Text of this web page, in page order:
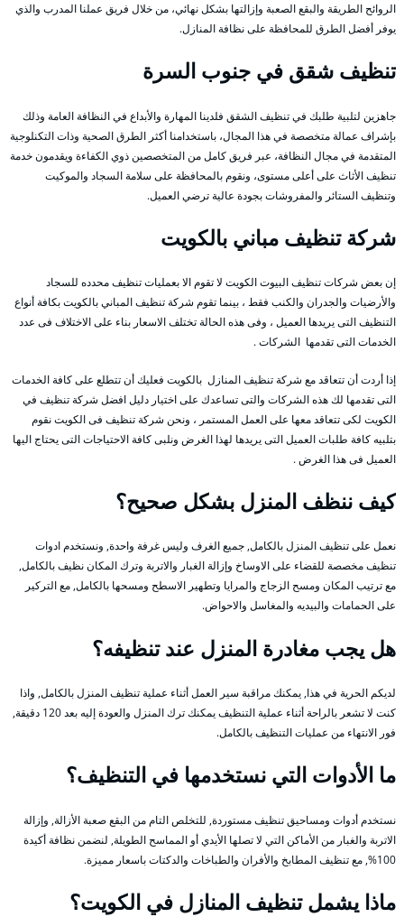
الروائح الطريقة والبقع الصعبة وإزالتها بشكل نهائي، من خلال فريق عملنا المدرب والذي
يوفر أفضل الطرق للمحافظة على نظافة المنازل.
تنظيف شقق في جنوب السرة
جاهزين لتلبية طلبك في تنظيف الشقق فلدينا المهارة والأبداع في النظافة العامة وذلك
بإشراف عمالة متخصصة في هذا المجال، باستخدامنا أكثر الطرق الصحية وذات التكنلوجية
المتقدمة في مجال النظافة، عبر فريق كامل من المتخصصين ذوي الكفاءة ويقدمون خدمة
تنظيف الأثاث على أعلى مستوى، ونقوم بالمحافظة على سلامة السجاد والموكيت
وتنظيف الستائر والمفروشات بجودة عالية ترضي العميل.
شركة تنظيف مباني بالكويت
إن بعض شركات تنظيف البيوت الكويت لا تقوم الا بعمليات تنظيف محدده للسجاد
والأرضيات والجدران والكنب فقط ، بينما تقوم شركة تنظيف المباني بالكويت بكافة أنواع
التنظيف التى يريدها العميل ، وفى هذه الحالة تختلف الاسعار بناء على الاختلاف فى عدد
الخدمات التى تقدمها الشركات .
إذا أردت أن تتعاقد مع شركة تنظيف المنازل بالكويت فعليك أن تتطلع على كافة الخدمات
التى تقدمها لك هذه الشركات والتى تساعدك على اختيار دليل افضل شركة تنظيف في
الكويت لكى تتعاقد معها على العمل المستمر ، ونحن شركة تنظيف فى الكويت نقوم
بتلبيه كافة طلبات العميل التى يريدها لهذا الغرض ونلبى كافة الاحتياجات التى يحتاج اليها
العميل فى هذا الغرض .
كيف ننظف المنزل بشكل صحيح؟
نعمل على تنظيف المنزل بالكامل, جميع الغرف وليس غرفة واحدة, ونستخدم ادوات
تنظيف مخصصة للقضاء على الاوساخ وإزالة الغبار والاتربة وترك المكان نظيف بالكامل,
مع ترتيب المكان ومسح الزجاج والمرايا وتطهير الاسطح ومسحها بالكامل, مع التركير
على الحمامات والبيديه والمغاسل والاحواض.
هل يجب مغادرة المنزل عند تنظيفه؟
لديكم الحرية في هذا, يمكنك مراقبة سير العمل أثناء عملية تنظيف المنزل بالكامل, واذا
كنت لا تشعر بالراحة أثناء عملية التنظيف يمكنك ترك المنزل والعودة إليه بعد 120 دقيقة,
فور الانتهاء من عمليات التنظيف بالكامل.
ما الأدوات التي نستخدمها في التنظيف؟
نستخدم أدوات ومساحيق تنظيف مستوردة, للتخلص التام من البقع صعبة الأزالة, وإزالة
الاتربة والغبار من الأماكن التي لا تصلها الأيدي أو المماسح الطويلة, لنضمن نظافة أكيدة
100%, مع تنظيف المطابخ والأفران والطباخات والدكتات باسعار مميزة.
ماذا يشمل تنظيف المنازل في الكويت؟